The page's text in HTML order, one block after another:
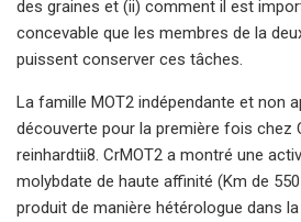
des graines et (ii) comment il est
concevable que les membres de la
puissent conserver ces tâches.
La famille MOT2 indépendante et non
découverte pour la première fois chez
reinhardtii8. CrMOT2 a montré une
molybdate de haute affinité (Km de
produit de manière hétérologue dans